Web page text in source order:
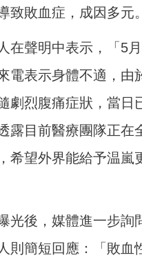
致敗血症，成因多元。
在聲明中表示，「5
電表示身體不適，由
劇烈腹痛症狀，當日
露目前醫療團隊正在
希望外界能給予温嵐
光後，媒體進一步詢
則簡短回應：「敗血